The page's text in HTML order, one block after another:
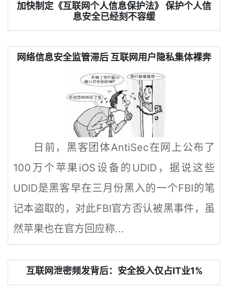
加快制定《互联网个人信息保护法》 保护个人信
息安全已经刻不容缓
网络信息安全监管滞后 互联网用户隐私集体裸奔
日前，黑客团体AntiSec在网上公布了
100万个苹果iOS设备的UDID，据说这些
UDID是黑客早在三月份黑入的一个FBI的笔
记本盗取的，对此FBI官方否认被黑事件，虽
然苹果也在官方回应称...
互联网泄密频发背后：安全投入仅占IT业1%